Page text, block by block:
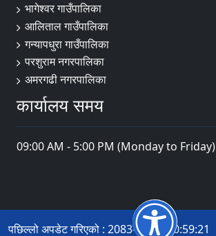
भागेश्वर गाउँपालिका
आलिताल गाउँपालिका
गन्यापधुरा गाउँपालिका
परशुराम नगरपालिका
अमरगढी नगरपालिका
कार्यालय समय
09:00 AM - 5:00 PM (Monday to Friday)
पछिल्लो अपडेट गरिएको : 2083-04-14 10:59:21